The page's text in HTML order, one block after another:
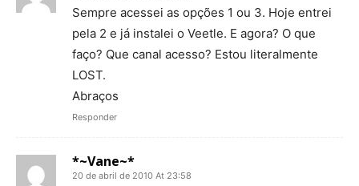
Sempre acessei as opções 1 ou 3. Hoje entrei
pela 2 e já instalei o Veetle. E agora? O que
faço? Que canal acesso? Estou literalmente
LOST.
Abraços
Responder
*~Vane~*
20 de abril de 2010 At 23:58